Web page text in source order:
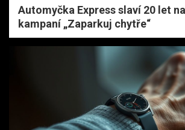
Automyčka Express slaví 20 let
kampaní „Zaparkuj chytře“